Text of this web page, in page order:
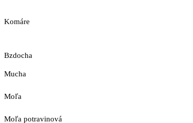
Komáre
Bzdocha
Mucha
Moľa
Moľa potravinová